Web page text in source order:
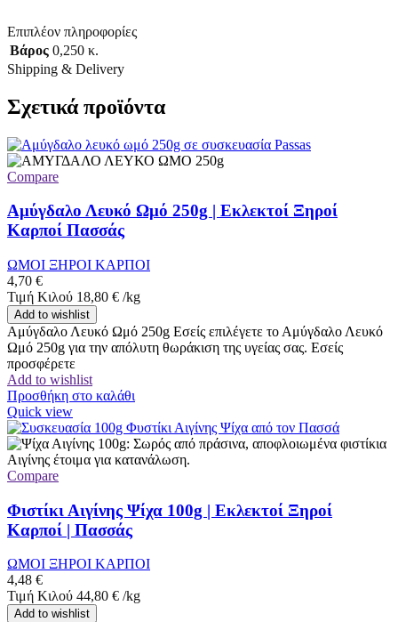
Επιπλέον πληροφορίες
Βάρος 0,250 κ.
Shipping & Delivery
Σχετικά προϊόντα
Compare
Αμύγδαλο Λευκό Ωμό 250g | Εκλεκτοί Ξηροί
Καρποί Πασσάς
ΩΜΟΙ ΞΗΡΟΙ ΚΑΡΠΟΙ
4,70 €
Τιμή Κιλού 18,80 € /kg
Add to wishlist
Αμύγδαλο Λευκό Ωμό 250g Εσείς επιλέγετε το Αμύγδαλο Λευκό
Ωμό 250g για την απόλυτη θωράκιση της υγείας σας. Εσείς
προσφέρετε
Add to wishlist
Προσθήκη στο καλάθι
Quick view
Compare
Φιστίκι Αιγίνης Ψίχα 100g | Εκλεκτοί Ξηροί
Καρποί | Πασσάς
ΩΜΟΙ ΞΗΡΟΙ ΚΑΡΠΟΙ
4,48 €
Τιμή Κιλού 44,80 € /kg
Add to wishlist